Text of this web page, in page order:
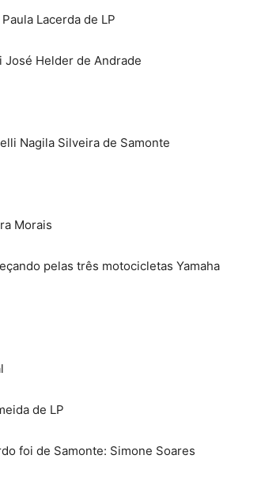
Lacerda de LP
Helder de Andrade
Nagila Silveira de Samonte
Morais
pelas três motocicletas Yamaha
de LP
foi de Samonte: Simone Soares